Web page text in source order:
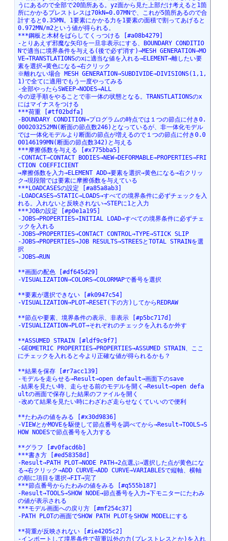
うにあるので全部で20箇所ある。yz面から見た上部だけ考えると1箇
所にかかるプレストレスは70kN=0.07MNで、これが5箇所あるので合
計すると0.35MN。1要素にかかる力を1要素の面積で割ってあげると
0.972MN/m2という値が得られる。
***鋼板と木材をばらしてくっつける [#a08b4279]
-とりあえず邪魔な矢印を一旦非表示にする、BOUNDARY CONDITIO
Nで適当に境界条件を与える(後で必ず消す)→MESH GENERATION→MO
VE→TRANSTLATIONSのxに適当な値を入れる→ELEMENT→離したい要
素を選択→黄色になる→右クリック
※離れない場合 MESH GENERATION→SUBDIVIDE→DIVISIONS(1,1,
1)で全てに適用でもう一度やってみる
-全部やったらSWEEP→NODES→ALL
今の逆手順をやることで非一体の状態となる。TRANSTLATIONSのx
にはマイナスをつける
***荷重 [#tf02bdfa]
-BOUNDARY CONDITION→プログラムの時点では１つの節点に付き0.
000203252MN(断面の節点数246)となっているが、非一体化モデル
では一体化モデルより断面の節点が増えるので１つの節点に付き0.0
00146199MN(断面の節点数342)と与える
***摩擦係数を与える [#x775bba5]
-CONTACT→CONTACT BODIES→NEW→DEFORMABLE→PROPERTIES→FRI
CTION COEFFICIENT
→摩擦係数を入力→ELEMENT ADD→要素を選択→黄色になる→右クリッ
ク→現段階では要素に摩擦係数を与えている
***LOADCASESの設定 [#a85a8ab3]
-LOADCASES→STATIC→LOADS→すべての境界条件に必ずチェックを入
れる。入れないと反映されない→STEPに1と入力
***JOBの設定 [#p0e1a195]
-JOBS→PROPERTIES→INITIAL LOAD→すべての境界条件に必ずチェ
ックを入れる
-JOBS→PROPERTIES→CONTACT CONTROL→TYPE→STICK SLIP
-JOBS→PROPERTIES→JOB RESULTS→STREESとTOTAL STRAINを選
択
-JOBS→RUN
**画面の配色 [#df645d29]
-VISUALIZATION→COLORS→COLORMAPで番号を選択
**要素が選択できない [#k0947c54]
-VISUALIZATION→PLOT→RESET(下の方)してからREDRAW
**節点や要素、境界条件の表示、非表示 [#p5bc717d]
-VISUALIZATION→PLOT→それぞれのチェックを入れるか外す
**ASSUMED STRAIN [#ldf9c9f7]
-GEOMETRIC PROPERTIES→PROPERTIES→ASSUMED STRAIN、ここ
にチェックを入れると今より正確な値が得られるかも？
**結果を保存 [#r7acc139]
-モデルを走らせる→Result→open default→画面下のsave
-結果を見たい時、走らせる前のモデルを開く→Result→open defa
ultの画面で保存した結果のファイルを開く
-改めて結果を見たい時にわざわざ走らせなくていいので便利
**たわみの値をみる [#x30d9836]
-VIEWとかMOVEを駆使して節点番号を調べてから→Result→TOOLS→S
HOW NODESで節点番号を入力する
**グラフ [#v0facd6b]
***書き方 [#ed58358d]
-Result→PATH PLOT→NODE PATH→2点選ぶ→選択した点が黄色にな
る→右クリック→ADD CURVE→ADD CURVE→VARIABLESで縦軸、横軸
の順に項目を選択→FIT→完了
***節点番号からたわみの値をみる [#q555b187]
-Result→TOOLS→SHOW NODE→節点番号を入力→下モニターにたわみ
の値が表示される
***モデル画面への戻り方 [#mf254c37]
-PATH PLOTの画面でSHOW PATH PLOTをSHOW MODELにする
**荷重が反映されない [#ie4205c2]
-インポートして境界条件で荷重以外の力(プレストレスとか)を入れ